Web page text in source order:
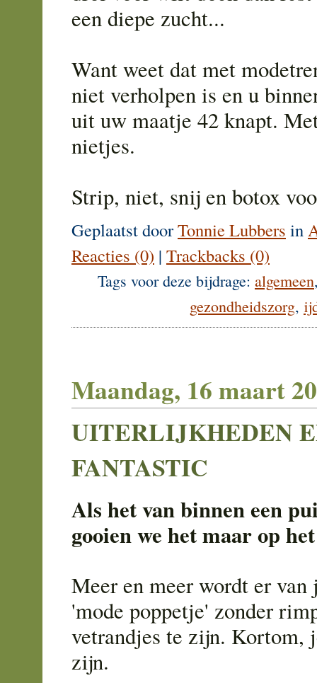
een diepe zucht...
Want weet dat met
niet verholpen is en u
uit uw maatje 42 knapt.
nietjes.
Strip, niet, snij en botox
Geplaatst doorTonnie Lubbers in
Reacties (0) | Trackbacks (0)
Tags voor deze bijdrage: algemeen
gezondheidszorg,
Maandag, 16 maart
UITERLIJKHEDEN
FANTASTIC
Als het van binnen een
gooien we het maar op
Meer en meer wordt er van
'mode poppetje' zonder
vetrandjes te zijn. Kortom,
zijn.